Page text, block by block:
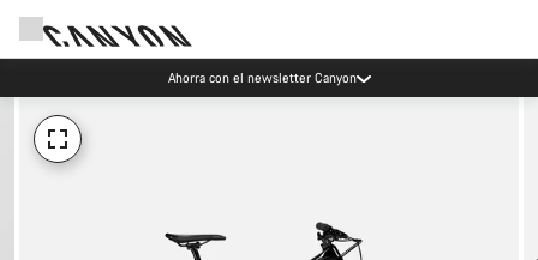
Ahorra con el newsletter Canyon